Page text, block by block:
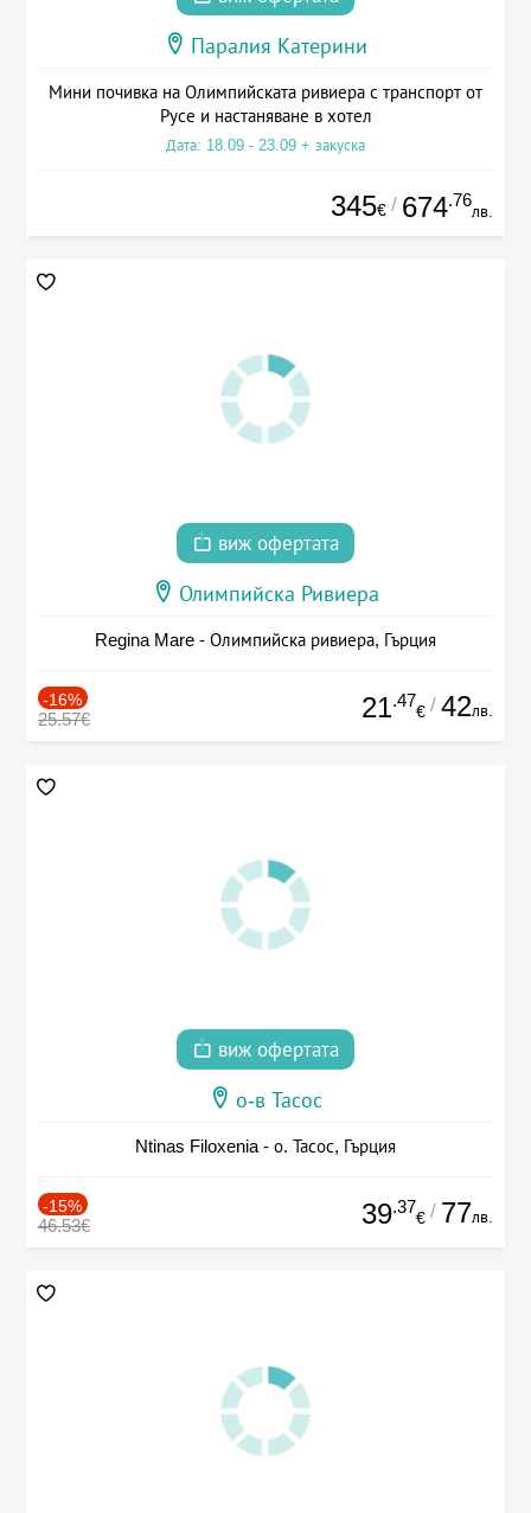
Паралия Катерини
Мини почивка на Олимпийската ривиера с транспорт от
Русе и настаняване в хотел
Дата: 18.09 - 23.09 + закуска
345€ / 674.76
лв.
виж офертата
Олимпийска Ривиера
Regina Mare - Олимпийска ривиера, Гърция
-16%
25.57€ 21.47
€ / 42лв.
виж офертата
о-в Тасос
Ntinas Filoxenia - о. Тасос, Гърция
-15%
46.53€ 39.37
€ / 77лв.